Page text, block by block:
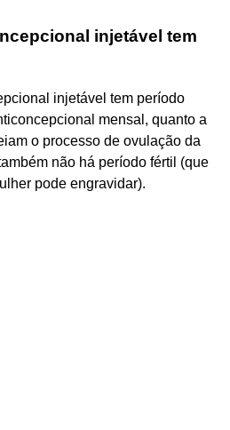
injetável tem
injetável tem período
mensal, quanto a
o processo de ovulação da
não há período fértil (que
pode engravidar).